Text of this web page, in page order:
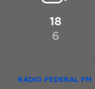
18
6
RÁDIO FEDERAL FM